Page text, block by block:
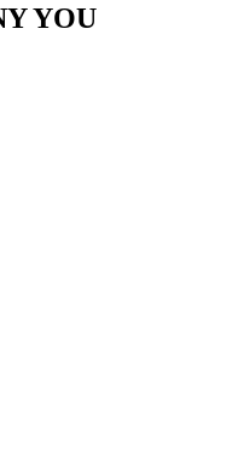
YOU